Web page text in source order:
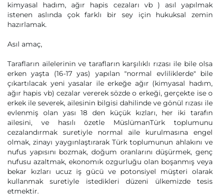
kimyasal hadım, ağır hapis cezaları vb ) asıl yapılmak
istenen aslında çok farklı bir sey için hukuksal zemin
hazırlamak.
Asıl amaç,
Tarafların ailelerinin ve tarafların karşılıklı rızası ile bile olsa
erken yaşta (16-17 yas) yapılan "normal evliliklerde" bile
çıkartılacak yeni yasalar ile erkeğe ağır (kimyasal hadım,
ağır hapis vb) cezalar vererek sözde o erkeği, gerçekte ise o
erkek ile severek, ailesinin bilgisi dahilinde ve gönül rızası ile
evlenmiş olan yası 18 den küçük kızları, her iki tarafın
ailesini, ve hasılı özetle MüslümanTürk toplumunu
cezalandırmak suretiyle normal aile kurulmasına engel
olmak, zinayı yaygınlaştırarak Türk toplumunun ahlakını ve
nufus yapısını bozmak, doğum oranlarını düşürmek, genç
nufusu azaltmak, ekonomık ozgurluğu olan boşanmış veya
bekar kızları ucuz iş gücü ve potonsiyel müşteri olarak
kullanmak suretiyle istedikleri düzeni ülkemizde tesis
etmektir.